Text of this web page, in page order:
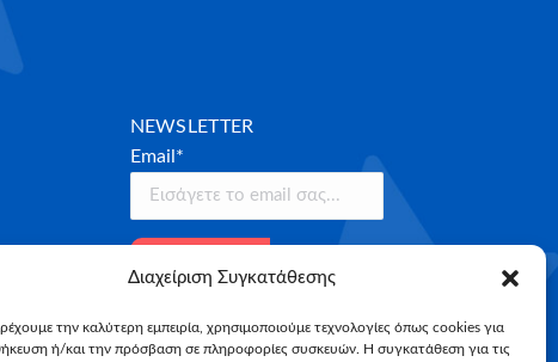
Διαχείριση Συγκατάθεσης
την καλύτερη εμπειρία, χρησιμοποιούμε τεχνολογίες όπως cookies για
ή/και την πρόσβαση σε πληροφορίες συσκευών. Η συγκατάθεση για τις
NEWSLETTER
Email*